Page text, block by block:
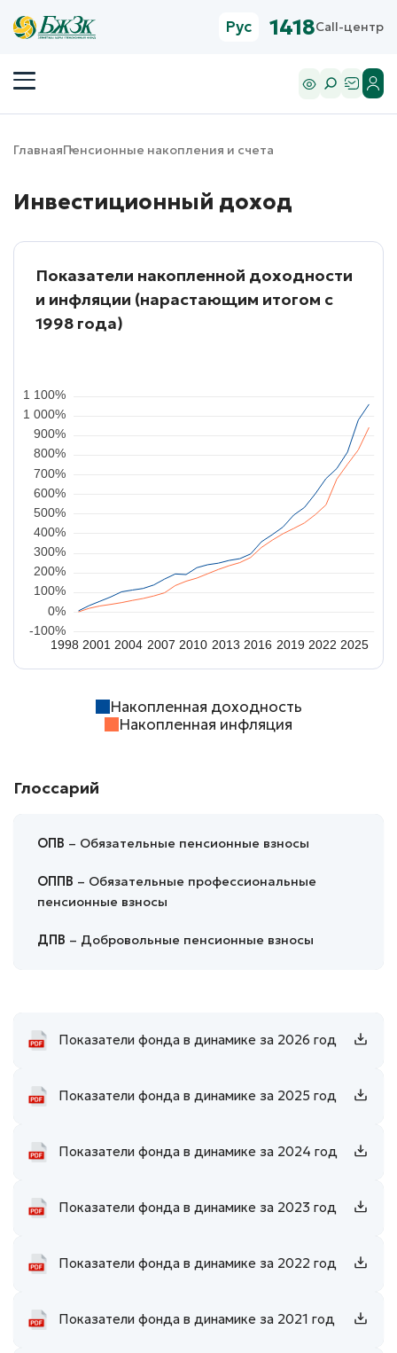
Рус 1418Call-центр
ГлавнаяПенсионные накопления и счета
Инвестиционный доход
Показатели накопленной доходности
и инфляции (нарастающим итогом с
1998 года)
1998 2001 2004 2007 2010 2013 2016 2019 2022 2025
-100%
0%
100%
200%
300%
400%
500%
600%
700%
800%
900%
1 000%
1 100%
Накопленная доходность
Накопленная инфляция
Глоссарий
ОПВ – Обязательные пенсионные взносы
ОППВ – Обязательные профессиональные
пенсионные взносы
ДПВ – Добровольные пенсионные взносы
Показатели фонда в динамике за 2026 год
Показатели фонда в динамике за 2025 год
Показатели фонда в динамике за 2024 год
Показатели фонда в динамике за 2023 год
Показатели фонда в динамике за 2022 год
Показатели фонда в динамике за 2021 год